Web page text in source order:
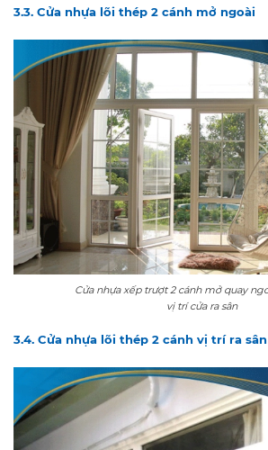
3.3. Cửa nhựa lõi thép 2 cánh mở ngoài
Cửa nhựa xếp trượt 2 cánh mở quay
vị trí cửa ra sân
3.4. Cửa nhựa lõi thép 2 cánh vị trí ra